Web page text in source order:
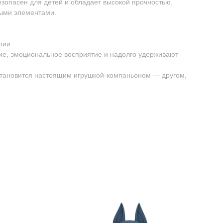
для детей и обладает высокой прочностью.
элементами.
эмоциональное восприятие и надолго удерживают
настоящим игрушкой-компаньоном — другом,